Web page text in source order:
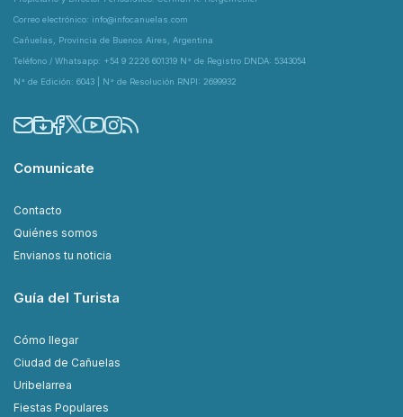
Correo electrónico: info@infocanuelas.com
Cañuelas, Provincia de Buenos Aires, Argentina
Teléfono / Whatsapp: +54 9 2226 601319 N° de Registro DNDA: 5343054
N° de Edición: 6043 | N° de Resolución RNPI: 2699932
Comunicate
Contacto
Quiénes somos
Envianos tu noticia
Guía del Turista
Cómo llegar
Ciudad de Cañuelas
Uribelarrea
Fiestas Populares